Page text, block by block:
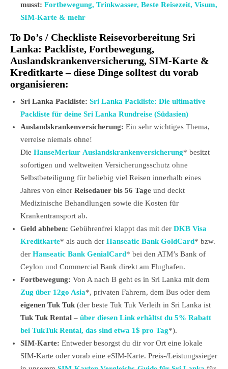
musst: Fortbewegung, Trinkwasser, Beste Reisezeit, Visum,
SIM-Karte & mehr
To Do’s / Checkliste Reisevorbereitung Sri
Lanka: Packliste, Fortbewegung,
Auslandskrankenversicherung, SIM-Karte &
Kreditkarte – diese Dinge solltest du vorab
organisieren:
Sri Lanka Packliste: Sri Lanka Packliste: Die ultimative
Packliste für deine Sri Lanka Rundreise (Südasien)
Auslandskrankenversicherung: Ein sehr wichtiges Thema,
verreise niemals ohne!
Die HanseMerkur Auslandskrankenversicherung* besitzt
sofortigen und weltweiten Versicherungsschutz ohne
Selbstbeteiligung für beliebig viel Reisen innerhalb eines
Jahres von einer Reisedauer bis 56 Tage und deckt
Medizinische Behandlungen sowie die Kosten für
Krankentransport ab.
Geld abheben: Gebührenfrei klappt das mit der DKB Visa
Kreditkarte* als auch der Hanseatic Bank GoldCard* bzw.
der Hanseatic Bank GenialCard* bei den ATM’s Bank of
Ceylon und Commercial Bank direkt am Flughafen.
Fortbewegung: Von A nach B geht es in Sri Lanka mit dem
Zug über 12go Asia*, privaten Fahrern, dem Bus oder dem
eigenen Tuk Tuk(der beste Tuk Tuk Verleih in Sri Lanka ist
Tuk Tuk Rental – über diesen Link erhältst du 5% Rabatt
bei TukTuk Rental, das sind etwa 1$ pro Tag*).
SIM-Karte: Entweder besorgst du dir vor Ort eine lokale
SIM-Karte oder vorab eine eSIM-Karte. Preis-/Leistungssieger